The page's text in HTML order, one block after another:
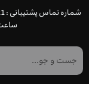
ساعت ( 18- 9:45